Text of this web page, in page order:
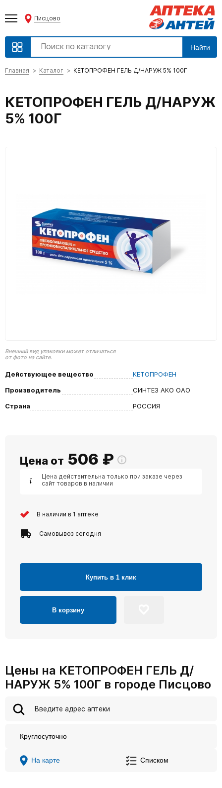
Писцово
Найти
Главная Каталог КЕТОПРОФЕН ГЕЛЬ Д/НАРУЖ 5% 100Г
КЕТОПРОФЕН ГЕЛЬ Д/НАРУЖ
5% 100Г
Внешний вид упаковки может отличаться
от фото на сайте.
Действующее вещество
КЕТОПРОФЕН
Производитель
СИНТЕЗ АКО ОАО
Страна
РОССИЯ
Цена от 506 ₽
Цена действительна только при заказе через
сайт товаров в наличии
В наличии в 1 аптеке
Самовывоз сегодня
Купить в 1 клик
В корзину
Цены на КЕТОПРОФЕН ГЕЛЬ Д/
НАРУЖ 5% 100Г в городе Писцово
Круглосуточно
На карте Списком